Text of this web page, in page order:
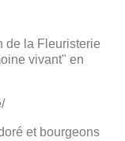
de la Fleuristerie
vivant" en
et bourgeons